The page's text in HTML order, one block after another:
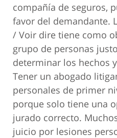
compañía de seguros,
favor del demandante.
/ Voir dire tiene como
grupo de personas
determinar los hechos
Tener un abogado
personales de primer
porque solo tiene una
jurado correcto.
juicio por lesiones